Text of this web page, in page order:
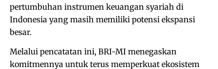
pertumbuhan instrumen keuangan syariah di
Indonesia yang masih memiliki potensi ekspansi
besar.
Melalui pencatatan ini, BRI-MI menegaskan
komitmennya untuk terus memperkuat ekosistem